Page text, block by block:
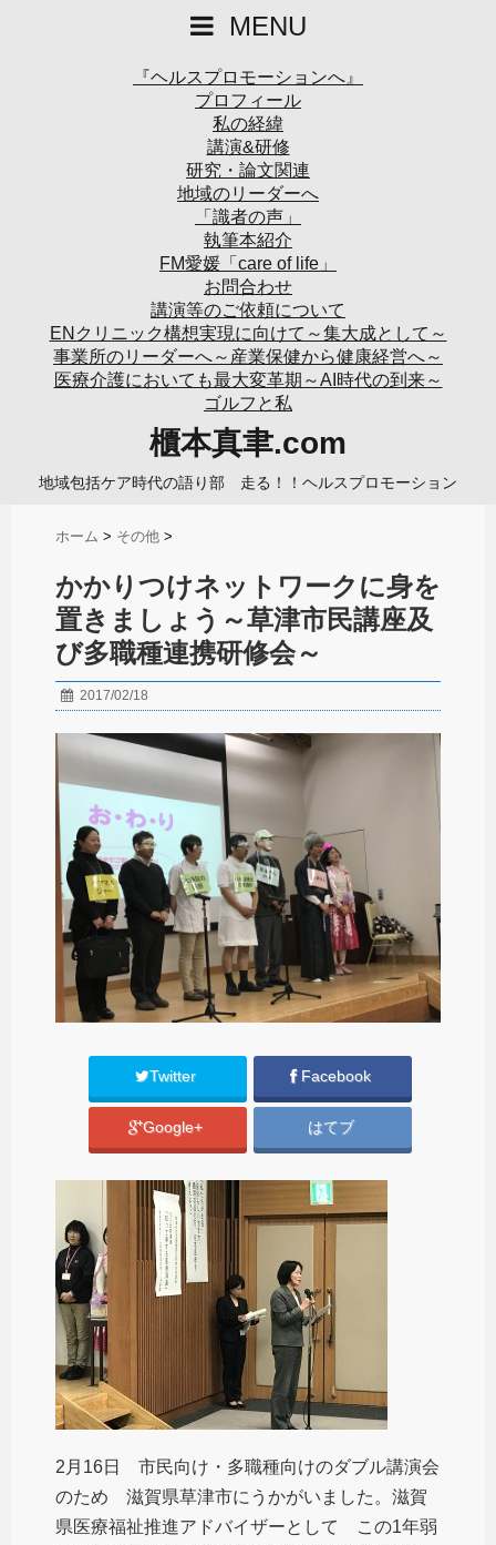
MENU
『ヘルスプロモーションへ』
プロフィール
私の経緯
講演&研修
研究・論文関連
地域のリーダーへ
「識者の声」
執筆本紹介
FM愛媛「care of life」
お問合わせ
講演等のご依頼について
ENクリニック構想実現に向けて～集大成として～
事業所のリーダーへ～産業保健から健康経営へ～
医療介護においても最大変革期～AI時代の到来～
ゴルフと私
櫃本真聿.com
地域包括ケア時代の語り部 走る！！ヘルスプロモーション
ホーム > その他 >
かかりつけネットワークに身を
置きましょう～草津市民講座及
び多職種連携研修会～
2017/02/18
Twitter Facebook
Google+ はてブ
2月16日 市民向け・多職種向けのダブル講演会
のため 滋賀県草津市にうかがいました。滋賀
県医療福祉推進アドバイザーとして この1年弱